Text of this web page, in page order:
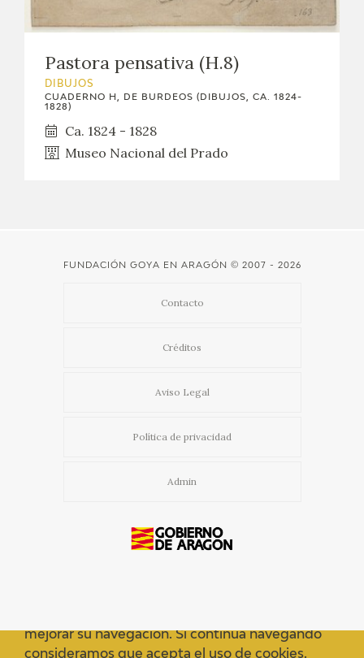
RECURSOS EDUCATIVOS
FICHAS ARASAAC
Pastora pensativa (H.8)
DIBUJOS
CUADERNO H, DE BURDEOS (DIBUJOS, CA. 1824-
1828)
Ca. 1824 - 1828
Museo Nacional del Prado
FUNDACIÓN GOYA EN ARAGÓN © 2007 - 2026
Contacto
Créditos
Aviso Legal
Política de privacidad
Admin
mejorar su navegación. Si continua navegando
consideramos que acepta el uso de cookies.